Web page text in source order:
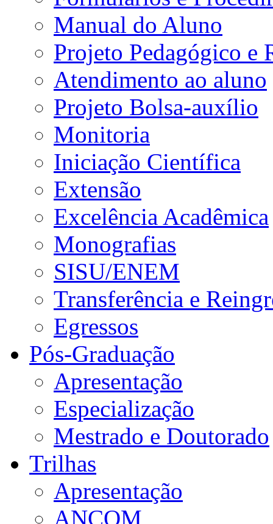
Manual do Aluno
Projeto Pedagógico e
Atendimento ao aluno
Projeto Bolsa-auxílio
Monitoria
Iniciação Científica
Extensão
Excelência Acadêmica
Monografias
SISU/ENEM
Transferência e
Egressos
Pós-Graduação
Apresentação
Especialização
Mestrado e Doutorado
Trilhas
Apresentação
ANCOM